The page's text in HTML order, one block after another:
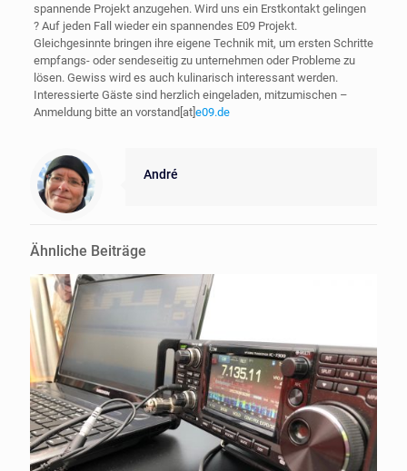
spannende Projekt anzugehen. Wird uns ein Erstkontakt gelingen
? Auf jeden Fall wieder ein spannendes E09 Projekt.
Gleichgesinnte bringen ihre eigene Technik mit, um ersten Schritte
empfangs- oder sendeseitig zu unternehmen oder Probleme zu
lösen. Gewiss wird es auch kulinarisch interessant werden.
Interessierte Gäste sind herzlich eingeladen, mitzumischen –
Anmeldung bitte an vorstand[at] e09.de
André
Ähnliche Beiträge